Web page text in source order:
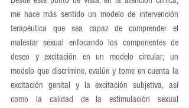
me hace más sentido un modelo de intervención
terapéutica que sea capaz de comprender el
malestar sexual enfocando los componentes de
deseo y excitación en un modelo circular; un
modelo que discrimine, evalúe y tome en cuenta la
excitación genital y la excitación subjetiva, así
como la calidad de la estimulación sexual